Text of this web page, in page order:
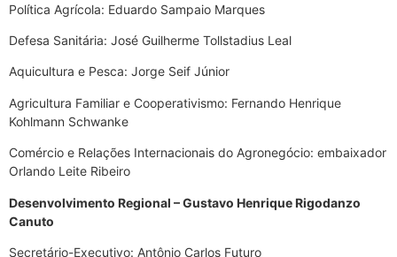
Política Agrícola: Eduardo Sampaio Marques
Defesa Sanitária: José Guilherme Tollstadius Leal
Aquicultura e Pesca: Jorge Seif Júnior
Agricultura Familiar e Cooperativismo: Fernando Henrique
Kohlmann Schwanke
Comércio e Relações Internacionais do Agronegócio: embaixador
Orlando Leite Ribeiro
Desenvolvimento Regional – Gustavo Henrique Rigodanzo
Canuto
Secretário-Executivo: Antônio Carlos Futuro